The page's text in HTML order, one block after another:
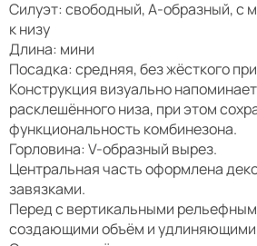
Силуэт: свободный, А-образный, с
к низу
Длина: мини
Посадка: средняя, без жёсткого
Конструкция визуально
расклешённого низа, при этом
функциональность комбинезона.
Горловина: V-образный вырез.
Центральная часть оформлена
завязками.
Перед с вертикальными
создающими объём и удлиняющими